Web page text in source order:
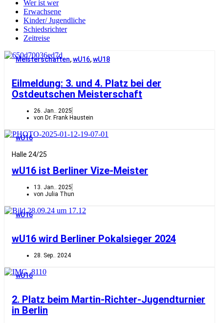
Wer ist wer
Erwachsene
Kinder/ Jugendliche
Schiedsrichter
Zeitreise
Meisterschaften,wU16,wU18
Eilmeldung: 3. und 4. Platz bei der
Ostdeutschen Meisterschaft
26. Jan.. 2025
von Dr. Frank Haustein
wU16
Halle 24/25
wU16 ist Berliner Vize-Meister
13. Jan.. 2025
von Julia Thun
wU16
wU16 wird Berliner Pokalsieger 2024
28. Sep.. 2024
wU16
2. Platz beim Martin-Richter-Jugendturnier
in Berlin